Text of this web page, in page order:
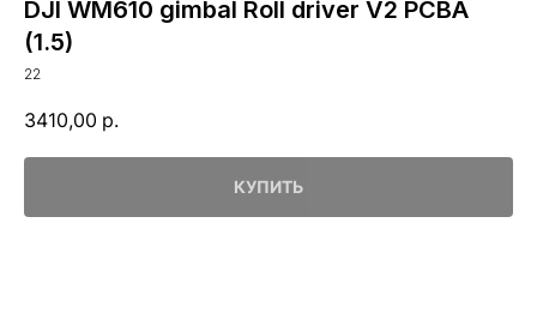
DJI WM610 gimbal Roll driver V2 PCBA
(1.5)
22
3410,00 р.
КУПИТЬ